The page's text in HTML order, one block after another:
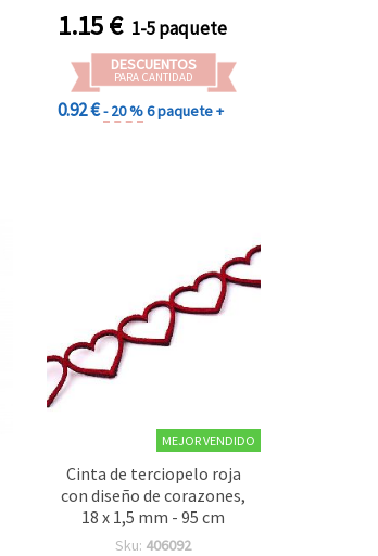
Regalos, Lazos,
Scrapbooking y
Manualidades
1.15€ 1-5 paquete
DESCUENTOS
PARA CANTIDAD
0.92 €- 20 %6 paquete +
MEJOR VENDIDO
Cinta de terciopelo roja
con diseño de corazones,
18 x 1,5 mm - 95 cm
Sku: 406092